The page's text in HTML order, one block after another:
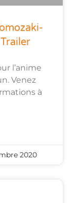
l’anime
Venez
à
2020